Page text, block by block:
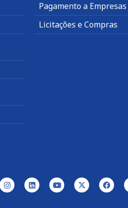
Pagamento a Empresas
Licitações e Compras